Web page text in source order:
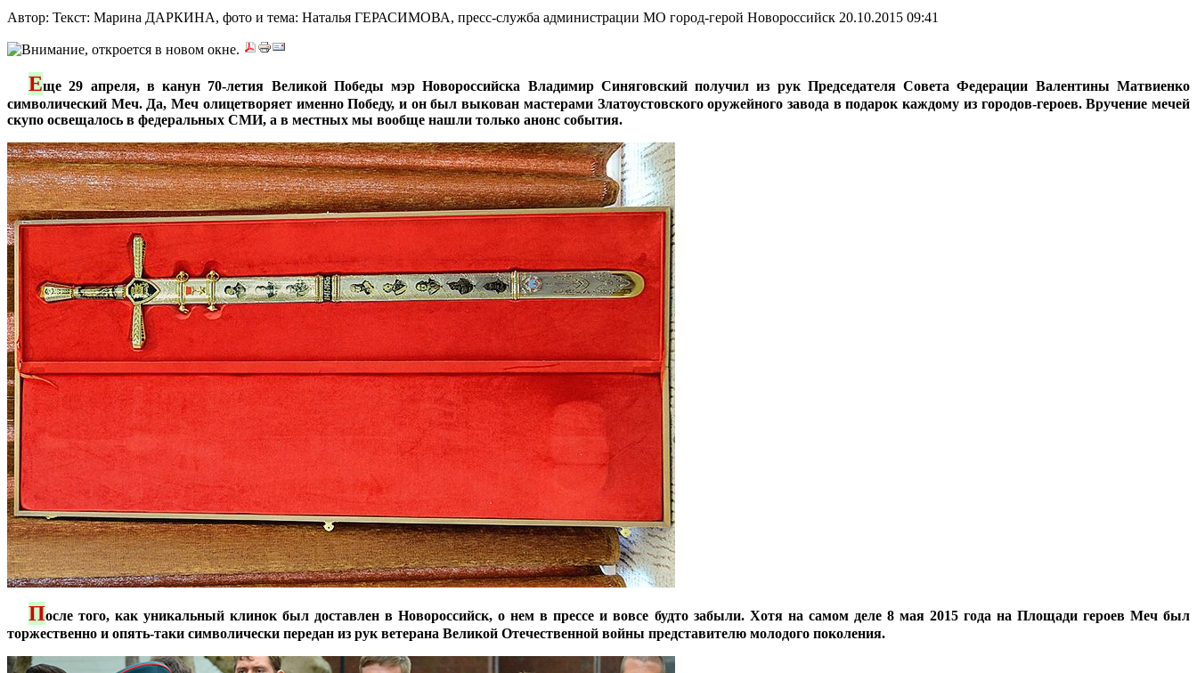
Автор: Текст: Марина ДАРКИНА, фото и тема: Наталья ГЕРАСИМОВА, пресс-служба администрации МО город-герой Новороссийск 20.10.2015 09:41
Еще 29 апреля, в канун 70-летия Великой Победы мэр Новороссийска Владимир Синяговский получил из рук Председателя Совета Федерации Валентины Матвиенко
символический Меч. Да, Меч олицетворяет именно Победу, и он был выкован мастерами Златоустовского оружейного завода в подарок каждому из городов-героев. Вручение мечей
скупо освещалось в федеральных СМИ, а в местных мы вообще нашли только анонс события.
После того, как уникальный клинок был доставлен в Новороссийск, о нем в прессе и вовсе будто забыли. Хотя на самом деле 8 мая 2015 года на Площади героев Меч был
торжественно и опять-таки символически передан из рук ветерана Великой Отечественной войны представителю молодого поколения.